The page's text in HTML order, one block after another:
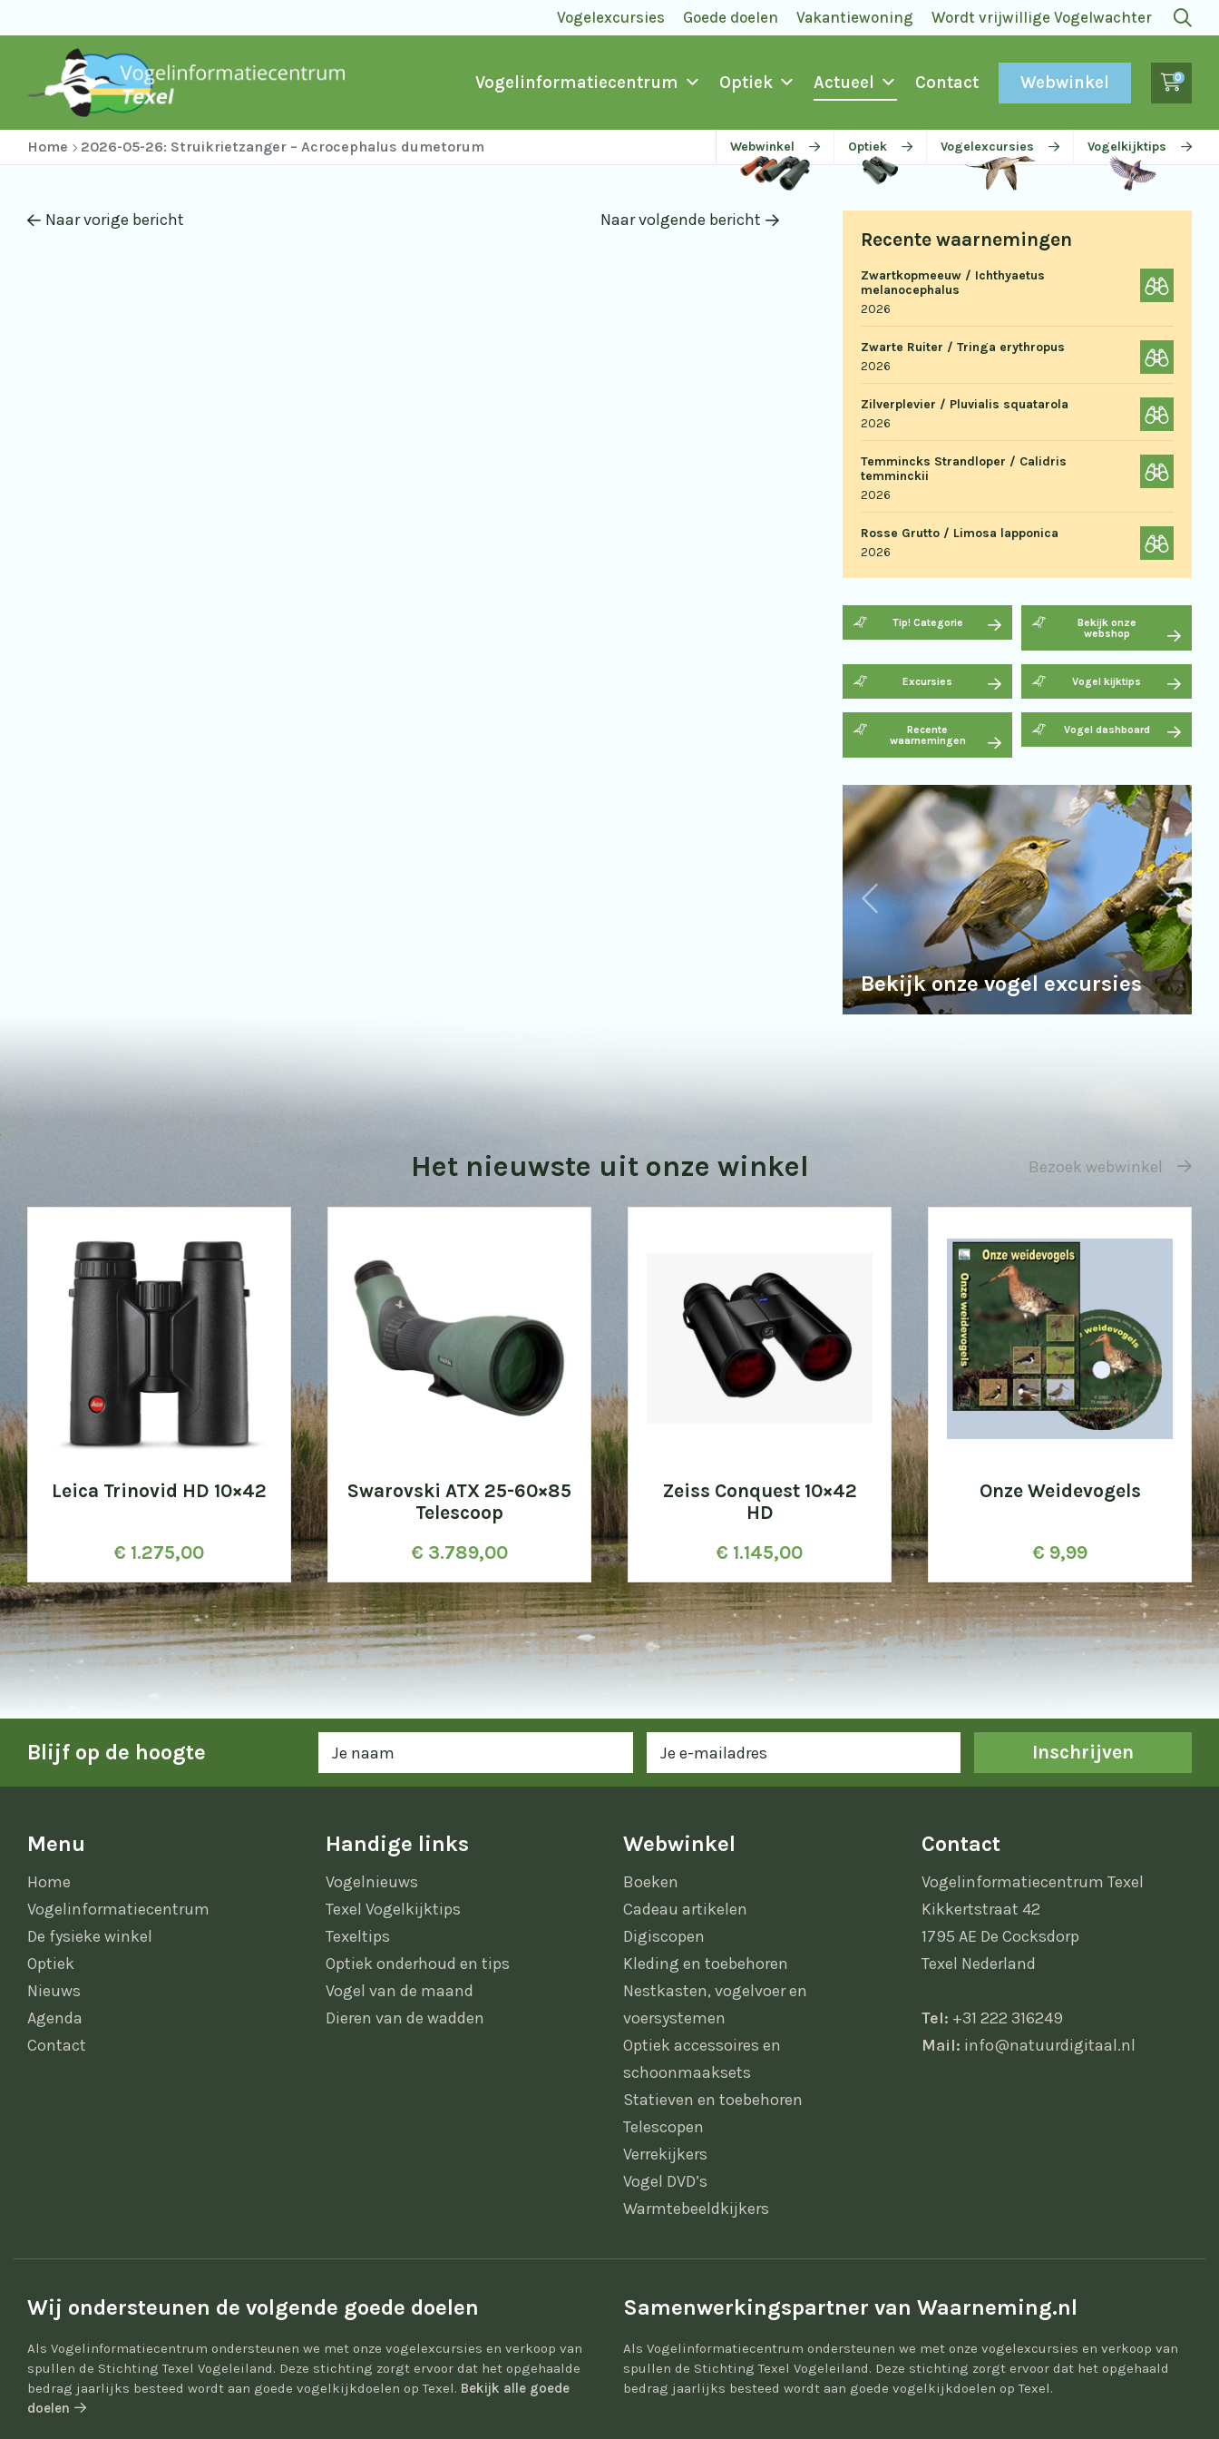
Vogelexcursies Goede doelen Vakantiewoning Wordt vrijwillige Vogelwachter
Vogelinformatiecentrum Optiek Actueel Contact Webwinkel 0
Home 2026-05-26: Struikrietzanger – Acrocephalus dumetorum Webwinkel Optiek Vogelexcursies Vogelkijktips
Recente waarnemingen
Zwartkopmeeuw / Ichthyaetus
melanocephalus
2026
Zwarte Ruiter / Tringa erythropus
2026
Zilverplevier / Pluvialis squatarola
2026
Temmincks Strandloper / Calidris
temminckii
2026
Rosse Grutto / Limosa lapponica
2026
Tip! Categorie
Bekijk onze
webshop
Excursies Vogel kijktips
Recente
waarnemingen
Vogel dashboard
Bekijk onze vogel excursies
Naar vorige bericht Naar volgende bericht
Het nieuwste uit onze winkel Bezoek webwinkel
Leica Trinovid HD 10×42
€ 1.275,00
Swarovski ATX 25-60×85
Telescoop
€ 3.789,00
Zeiss Conquest 10×42
HD
€ 1.145,00
Onze Weidevogels
€ 9,99
Blijf op de hoogte Inschrijven
Menu
Home
Vogelinformatiecentrum
De fysieke winkel
Optiek
Nieuws
Agenda
Contact
Handige links
Vogelnieuws
Texel Vogelkijktips
Texeltips
Optiek onderhoud en tips
Vogel van de maand
Dieren van de wadden
Webwinkel
Boeken
Cadeau artikelen
Digiscopen
Kleding en toebehoren
Nestkasten, vogelvoer en
voersystemen
Optiek accessoires en
schoonmaaksets
Statieven en toebehoren
Telescopen
Verrekijkers
Vogel DVD’s
Warmtebeeldkijkers
Contact
Vogelinformatiecentrum Texel
Kikkertstraat 42
1795 AE De Cocksdorp
Texel Nederland
Tel: +31 222 316249
Mail: info@natuurdigitaal.nl
Wij ondersteunen de volgende goede doelen
Als Vogelinformatiecentrum ondersteunen we met onze vogelexcursies en verkoop van
spullen de Stichting Texel Vogeleiland. Deze stichting zorgt ervoor dat het opgehaalde
bedrag jaarlijks besteed wordt aan goede vogelkijkdoelen op Texel. Bekijk alle goede
doelen
Samenwerkingspartner van Waarneming.nl
Als Vogelinformatiecentrum ondersteunen we met onze vogelexcursies en verkoop van
spullen de Stichting Texel Vogeleiland. Deze stichting zorgt ervoor dat het opgehaald
bedrag jaarlijks besteed wordt aan goede vogelkijkdoelen op Texel.